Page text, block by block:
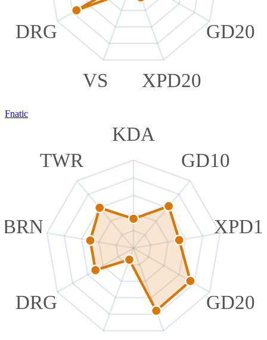
GD20
XPD20
VS
DRG
Fnatic
KDA
GD10
GD20
DRG
BRN
TWR